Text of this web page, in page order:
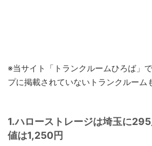
※当サイト「トランクルームひろば」
プに掲載されていないトランクルーム
1.ハローストレージは埼玉に
値は1,250円